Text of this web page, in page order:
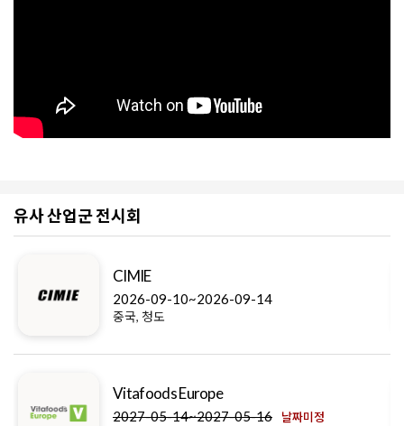
유사 산업군 전시회
CIMIE
2026-09-10~2026-09-14
중국, 청도
Vitafoods Europe
2027-05-14~2027-05-16 날짜미정